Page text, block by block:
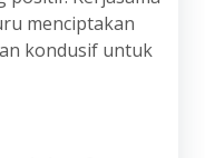
menciptakan
kondusif untuk